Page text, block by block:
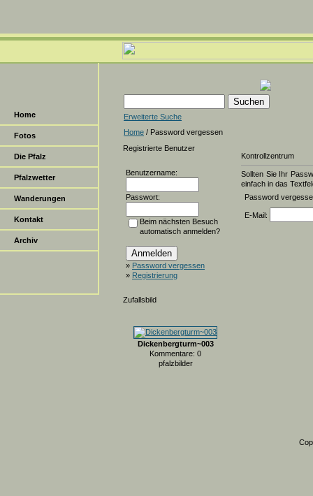
Home
Fotos
Die Pfalz
Pfalzwetter
Wanderungen
Kontakt
Archiv
Erweiterte Suche
Home / Password vergessen
Registrierte Benutzer
Benutzername:
Passwort:
Beim nächsten Besuch
automatisch anmelden?
» Password vergessen
» Registrierung
Zufallsbild
Dickenbergturm~003
Kommentare: 0
pfalzbilder
Kontrollzentrum
Sollten Sie Ihr
einfach in das
Password
E-Mail: